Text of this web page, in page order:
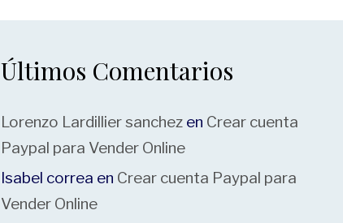
Últimos Comentarios
Lorenzo Lardillier sanchezen Crear cuenta
Paypal para Vender Online
Isabel correa en Crear cuenta Paypal para
Vender Online